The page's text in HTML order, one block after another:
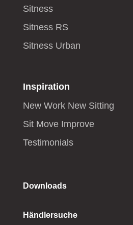
Sitness
Sitness RS
Sitness Urban
Inspiration
New Work New Sitting
Sit Move Improve
Testimonials
Downloads
Händlersuche